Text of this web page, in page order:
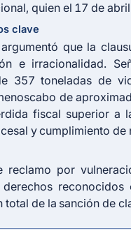
quien el 17 de
clave
que la
e irracionalidad.
357 toneladas de
de
fiscal superior a
y cumplimiento
reclamo por
reconocidos
de la sanción de